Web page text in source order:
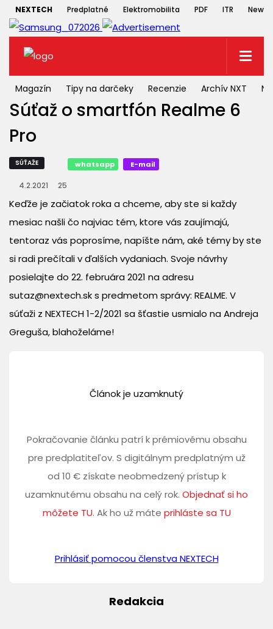
NEXTECH Predplatné Elektromobilita PDF ITR
Magazín Tipy na darčeky Recenzie Archív NXT
Súťaž o smartfón Realme 6
Pro
SÚŤAŽE whatsapp E-mail
4.2.2021 25
Keďže je začiatok roka a chceme, aby ste si každy
mesiac našli čo najviac tém, ktore vás zaujímajú,
tentoraz vás poprosíme, napíšte nám, aké témy by ste
si radi prečítali v ďalších vydaniach. Svoje návrhy
posielajte do 22. februára 2021 na adresu
sutaz@nextech.sk s predmetom správy: REALME. V
súťaži z NEXTECH 1-2/2021 sa šťastie usmialo na Andreja
Greguša, blahoželáme!
Článok je uzamknutý
Pokračovanie článku patrí k prémiovému obsahu
pre predplatiteľov. S digitálnym predplatným už
od 10 € získate neobmedzený prístup k
uzamknutému obsahu na celý rok. Objednať si ho
môžete TU. Ak ho už máte prihláste sa TU
Prihlásiť pomocou členstva NEXTECH
Redakcia